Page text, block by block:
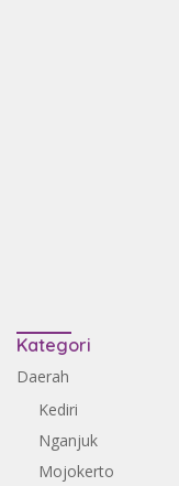
Kategori
Daerah
Kediri
Nganjuk
Mojokerto